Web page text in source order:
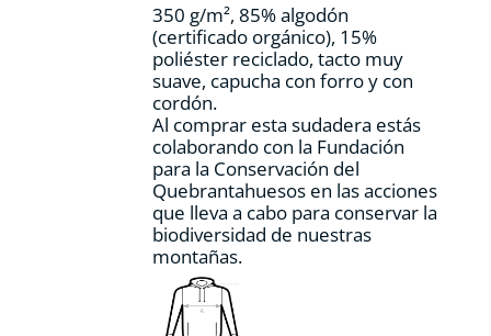
página
de
producto
350 g/m², 85% algodón
(certificado orgánico), 15%
poliéster reciclado, tacto muy
suave, capucha con forro y con
cordón.
Al comprar esta sudadera estás
colaborando con la Fundación
para la Conservación del
Quebrantahuesos en las acciones
que lleva a cabo para conservar la
biodiversidad de nuestras
montañas.